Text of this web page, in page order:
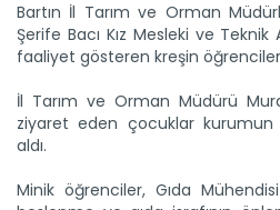
Bartın İl Tarım ve Orman
Şerife Bacı Kız Mesleki ve
faaliyet gösteren kreşin
İl Tarım ve Orman Müdürü
ziyaret eden çocuklar kurumun
aldı.
Minik öğrenciler, Gıda Mühendisi